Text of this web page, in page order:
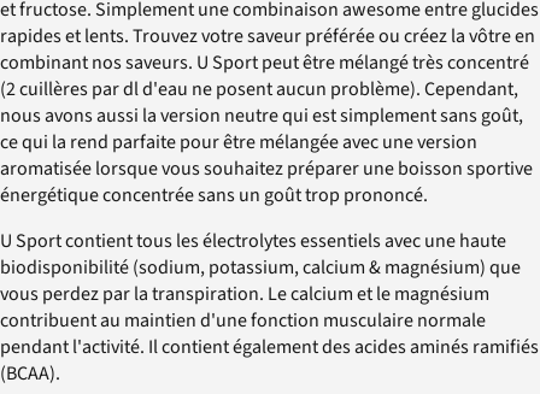
et fructose. Simplement une combinaison awesome entre glucides
rapides et lents. Trouvez votre saveur préférée ou créez la vôtre en
combinant nos saveurs. U Sport peut être mélangé très concentré
(2 cuillères par dl d'eau ne posent aucun problème). Cependant,
nous avons aussi la version neutre qui est simplement sans goût,
ce qui la rend parfaite pour être mélangée avec une version
aromatisée lorsque vous souhaitez préparer une boisson sportive
énergétique concentrée sans un goût trop prononcé.
U Sport contient tous les électrolytes essentiels avec une haute
biodisponibilité (sodium, potassium, calcium & magnésium) que
vous perdez par la transpiration. Le calcium et le magnésium
contribuent au maintien d'une fonction musculaire normale
pendant l'activité. Il contient également des acides aminés ramifiés
(BCAA).